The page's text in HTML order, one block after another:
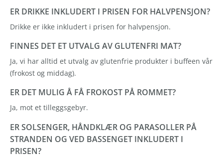
ER DRIKKE INKLUDERT I PRISEN FOR HALVPENSJON?
Drikke er ikke inkludert i prisen for halvpensjon.
FINNES DET ET UTVALG AV GLUTENFRI MAT?
Ja, vi har alltid et utvalg av glutenfrie produkter i buffeen vår
(frokost og middag).
ER DET MULIG Å FÅ FROKOST PÅ ROMMET?
Ja, mot et tilleggsgebyr.
ER SOLSENGER, HÅNDKLÆR OG PARASOLLER PÅ
STRANDEN OG VED BASSENGET INKLUDERT I
PRISEN?